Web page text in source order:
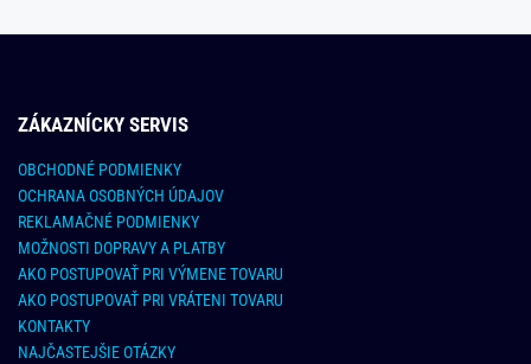
ZÁKAZNÍCKY SERVIS
OBCHODNÉ PODMIENKY
OCHRANA OSOBNÝCH ÚDAJOV
REKLAMAČNÉ PODMIENKY
MOŽNOSTI DOPRAVY A PLATBY
AKO POSTUPOVAŤ PRI VÝMENE TOVARU
AKO POSTUPOVAŤ PRI VRÁTENI TOVARU
KONTAKTY
NAJČASTEJŠIE OTÁZKY